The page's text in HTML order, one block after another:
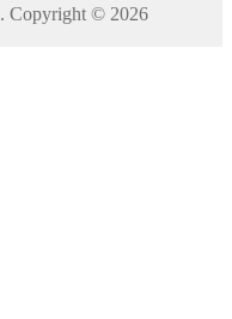
. Copyright © 2026